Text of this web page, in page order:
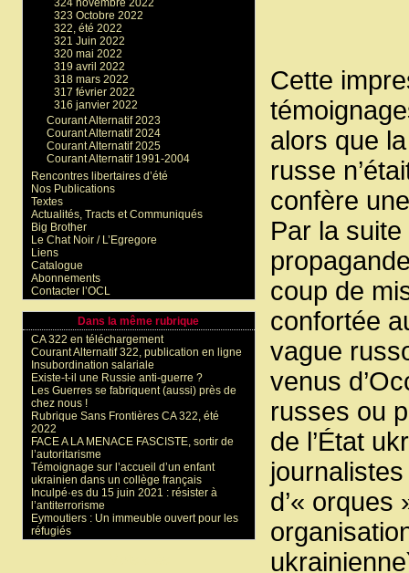
Cette
alors que
russe
confère
Par la
coup de
confortée
vague
venus
russes ou
de l’État
d’«
324 novembre 2022
323 Octobre 2022
322, été 2022
321 Juin 2022
320 mai 2022
319 avril 2022
318 mars 2022
317 février 2022
316 janvier 2022
Courant Alternatif 2023
Courant Alternatif 2024
Courant Alternatif 2025
Courant Alternatif 1991-2004
Rencontres libertaires d’été
Nos Publications
Textes
Actualités, Tracts et Communiqués
Big Brother
Le Chat Noir / L’Egregore
Liens
Catalogue
Abonnements
Contacter l’OCL
Dans la même rubrique
CA 322 en téléchargement
Courant Alternatif 322, publication en ligne
Insubordination salariale
Existe-t-il une Russie anti-guerre ?
Les Guerres se fabriquent (aussi) près de
chez nous !
Rubrique Sans Frontières CA 322, été
2022
FACE A LA MENACE FASCISTE, sortir de
l’autoritarisme
Témoignage sur l’accueil d’un enfant
ukrainien dans un collège français
Inculpé·es du 15 juin 2021 : résister à
l’antiterrorisme
Eymoutiers : Un immeuble ouvert pour les
réfugiés